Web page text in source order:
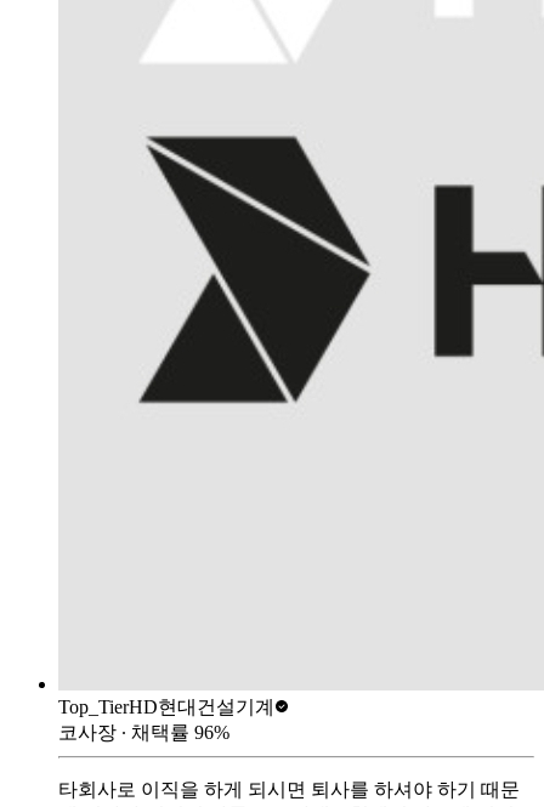
Top_TierHD현대건설기계
코사장 ∙ 채택률 96%
타회사로 이직을 하게 되시면 퇴사를 하셔야 하기 때문